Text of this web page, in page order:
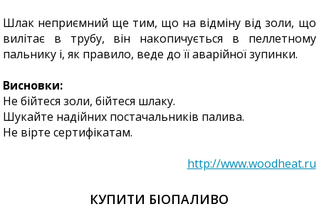
Шлак неприємний ще тим, що на відміну від золи, що
вилітає в трубу, він накопичується в пеллетному
пальнику і, як правило, веде до її аварійної зупинки.
Висновки:
Не бійтеся золи, бійтеся шлаку.
Шукайте надійних постачальників палива.
Не вірте сертифікатам.
http://www.woodheat.ru
КУПИТИ БІОПАЛИВО